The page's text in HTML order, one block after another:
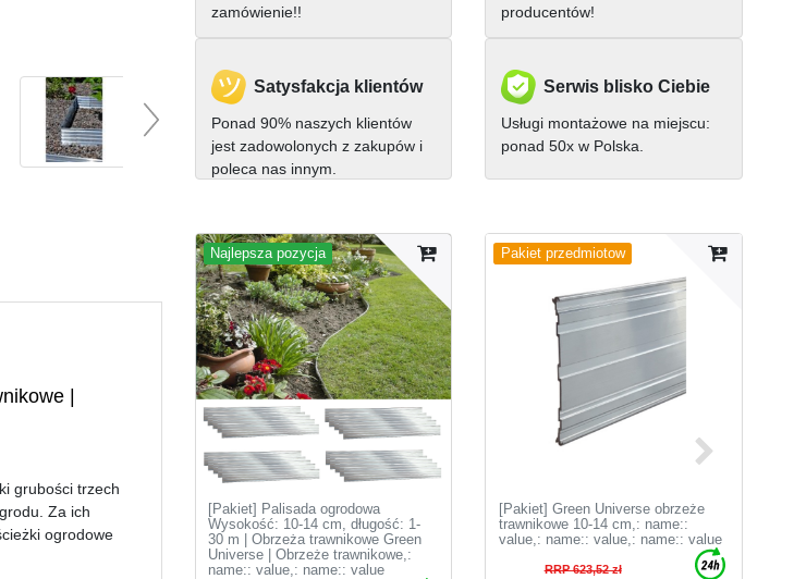
zamówienie!!
producentów!
Satysfakcja klientów
Ponad 90% naszych klientów
jest zadowolonych z zakupów i
poleca nas innym.
Serwis blisko Ciebie
Usługi montażowe na miejscu:
ponad 50x w Polska.
|
grubości trzech
Za ich
ogrodowe
Najlepsza pozycja
[Pakiet] Palisada ogrodowa
Wysokość: 10-14 cm, długość: 1-
30 m | Obrzeża trawnikowe Green
Universe | Obrzeże trawnikowe,:
name:: value,: name:: value
Pakiet przedmiotow
[Pakiet] Green Universe obrzeże
trawnikowe 10-14 cm ,: name::
value,: name:: value,: name:: value
RRP 623,52 zł